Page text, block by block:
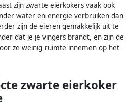
zijn zwarte eierkokers vaak ook
water en energie verbruiken dan
zijn de eieren gemakkelijk uit te
dat je je vingers brandt, en zijn de
ze weinig ruimte innemen op het
zwarte eierkoker